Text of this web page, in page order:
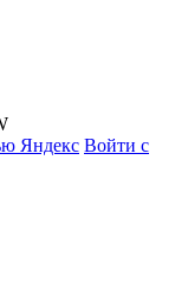
Яндекс Войти с